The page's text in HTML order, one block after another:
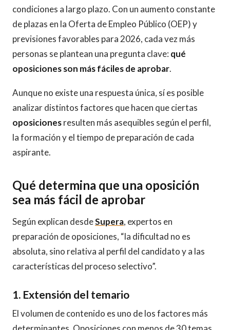
condiciones a largo plazo. Con un aumento constante
de plazas en la Oferta de Empleo Público (OEP) y
previsiones favorables para 2026, cada vez más
personas se plantean una pregunta clave: qué
oposiciones son más fáciles de aprobar.
Aunque no existe una respuesta única, sí es posible
analizar distintos factores que hacen que ciertas
oposicionesresulten más asequibles según el perfil,
la formación y el tiempo de preparación de cada
aspirante.
Qué determina que una oposición
sea más fácil de aprobar
Según explican desdeSupera, expertos en
preparación de oposiciones, “la dificultad no es
absoluta, sino relativa al perfil del candidato y a las
características del proceso selectivo”.
1. Extensión del temario
El volumen de contenido es uno de los factores más